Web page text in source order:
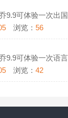
9.9可体验一次出
浏览：56
浏览：42